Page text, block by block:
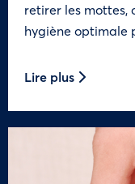
retirer les mottes,
hygiène optimale
Lire plus